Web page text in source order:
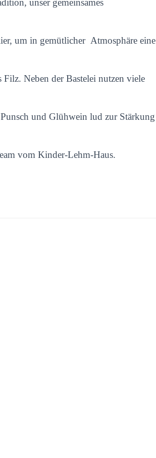
unser gemeinsames
um in gemütlicher Atmosphäre eine
Neben der Bastelei nutzen viele
und Glühwein lud zur Stärkung
vom Kinder-Lehm-Haus.